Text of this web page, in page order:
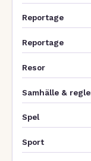
Reportage
Reportage
Resor
Samhälle &
Spel
Sport